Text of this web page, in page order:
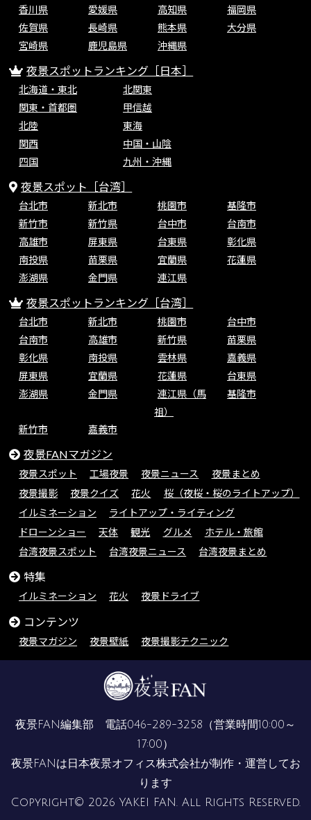
香川県
愛媛県 高知県
福岡県
佐賀県
長崎県 熊本県
大分県
宮崎県
鹿児島県 沖縄県
夜景スポットランキング［日本］
北海道・東北
北関東
関東・首都圏
甲信越
北陸
東海
関西
中国・山陰
四国
九州・沖縄
夜景スポット［台湾］
台北市 新北市 桃園市
基隆市
新竹市
新竹県 台中市
台南市
高雄市
屏東県 台東県
彰化県
南投県
苗栗県 宜蘭県
花蓮県
澎湖県
金門県 連江県
夜景スポットランキング［台湾］
台北市 新北市 桃園市
台中市
台南市
高雄市 新竹県
苗栗県
彰化県
南投県 雲林県
嘉義県
屏東県
宜蘭県 花蓮県
台東県
澎湖県
金門県
連江県（馬
祖）
基隆市
新竹市 嘉義市
夜景FANマガジン
夜景スポット 工場夜景 夜景ニュース
夜景まとめ
夜景撮影
夜景クイズ 花火
桜（夜桜・桜のライトアップ）
イルミネーション
ライトアップ・ライティング
ドローンショー
天体 観光 グルメ
ホテル・旅館
台湾夜景スポット
台湾夜景ニュース 台湾夜景まとめ
特集
イルミネーション 花火 夜景ドライブ
コンテンツ
夜景マガジン 夜景壁紙 夜景撮影テクニック
夜景FAN編集部 電話046-289-3258 （営業時間10:00～
17:00）
夜景FANは 日本夜景オフィス株式会社が制作・運営してお
ります
Copyright© 2026 YAKEI FAN. All Rights Reserved.